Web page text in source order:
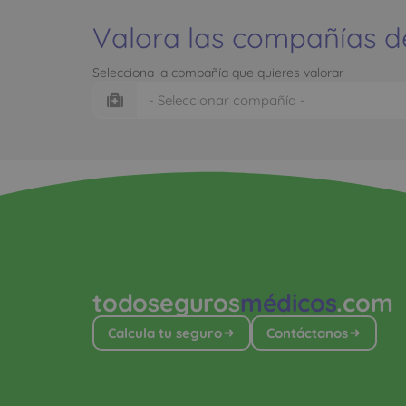
Valora las compañías
Selecciona la compañía que quieres valorar
todosegurosmédicos.com
Calcula tu seguro Contáctanos